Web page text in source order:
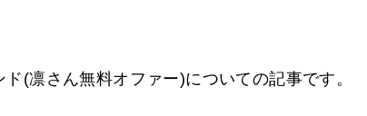
(凛さん無料オファー)についての記事です。